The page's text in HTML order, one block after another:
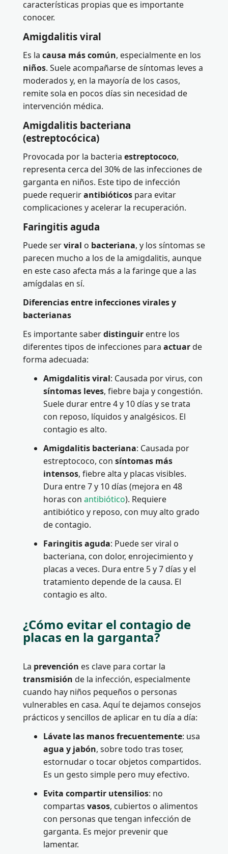
características propias que es importante
conocer.
Amigdalitis viral
Es la causa más común, especialmente en los
niños. Suele acompañarse de síntomas leves a
moderados y, en la mayoría de los casos,
remite sola en pocos días sin necesidad de
intervención médica.
Amigdalitis bacteriana
(estreptocócica)
Provocada por la bacteria estreptococo,
representa cerca del 30% de las infecciones de
garganta en niños. Este tipo de infección
puede requerirantibióticos para evitar
complicaciones y acelerar la recuperación.
Faringitis aguda
Puede serviral o bacteriana, y los síntomas se
parecen mucho a los de la amigdalitis, aunque
en este caso afecta más a la faringe que a las
amígdalas en sí.
Diferencias entre infecciones virales y
bacterianas
Es importante saberdistinguir entre los
diferentes tipos de infecciones para actuarde
forma adecuada:
Amigdalitis viral: Causada por virus, con
síntomas leves, fiebre baja y congestión.
Suele durar entre 4 y 10 días y se trata
con reposo, líquidos y analgésicos. El
contagio es alto.
Amigdalitis bacteriana: Causada por
estreptococo, con síntomas más
intensos, fiebre alta y placas visibles.
Dura entre 7 y 10 días (mejora en 48
horas con antibiótico). Requiere
antibiótico y reposo, con muy alto grado
de contagio.
Faringitis aguda: Puede ser viral o
bacteriana, con dolor, enrojecimiento y
placas a veces. Dura entre 5 y 7 días y el
tratamiento depende de la causa. El
contagio es alto.
¿Cómo evitar el contagio de
placas en la garganta?
La prevención es clave para cortar la
transmisión de la infección, especialmente
cuando hay niños pequeños o personas
vulnerables en casa. Aquí te dejamos consejos
prácticos y sencillos de aplicar en tu día a día:
Lávate las manos frecuentemente: usa
agua y jabón, sobre todo tras toser,
estornudar o tocar objetos compartidos.
Es un gesto simple pero muy efectivo.
Evita compartir utensilios: no
compartas vasos, cubiertos o alimentos
con personas que tengan infección de
garganta. Es mejor prevenir que
lamentar.